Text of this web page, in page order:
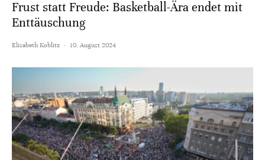
Frust statt Freude: Basketball-Ära endet mit
Enttäuschung
Elisabeth Koblitz · 10. August 2024